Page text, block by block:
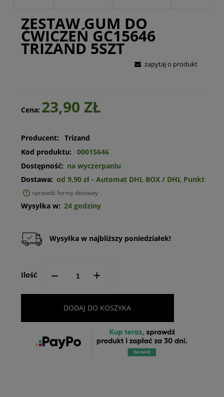
ZESTAW GUM DO
ĆWICZEŃ GC15646
TRIZAND 5SZT
zapytaj o produkt
Cena: 23,90 ZŁ
Producent:
Trizand
Kod produktu:
00015646
Dostępność: na wyczerpaniu
Dostawa: od 9,90 zł - Automat DHL BOX / DHL Punkt
sprawdź formy dostawy
Wysyłka w: 24 godziny
Wysyłka w najbliższy poniedziałek!
Ilość -- +
DODAJ DO KOSZYKA